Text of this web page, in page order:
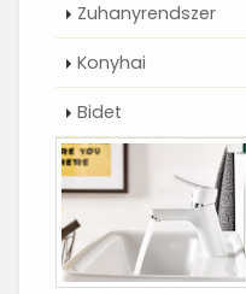
Zuhanyrendszer
Konyhai
Bidet